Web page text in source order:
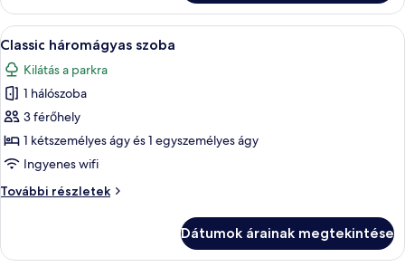
ágy
egyszemélyes
ágy
további
részletei
A
következő
szoba
összes
képének
megtekintése:
Classic
szoba
Classic háromágyas szoba | Széf a
6
Classic háromágyas szoba
Kilátás a parkra
1 hálószoba
3 férőhely
1 kétszemélyes ágy és 1 egyszemélyes ágy
Ingyenes wifi
További részletek
Classic
részletei
Dátumok árainak megtekintése